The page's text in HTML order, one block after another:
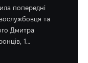
попередні
та
Дмитра
1…